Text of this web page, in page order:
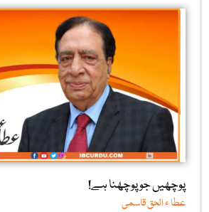
پوچھیں جو پوچھنا ہے!
عطا ء الحق قاسمی